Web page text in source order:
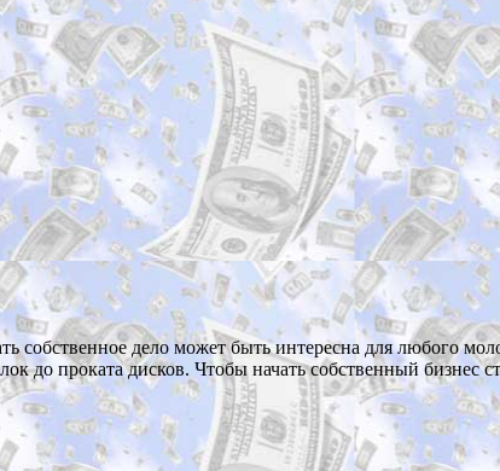
собственное дело может быть интересна для любого
до проката дисков. Чтобы начать собственный бизнес